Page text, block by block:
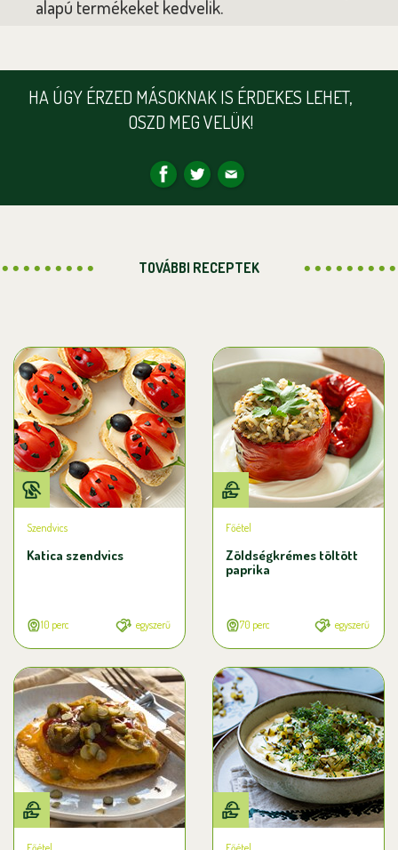
alapú termékeket kedvelik.
HA ÚGY ÉRZED MÁSOKNAK IS ÉRDEKES LEHET,
OSZD MEG VELÜK!
TOVÁBBI RECEPTEK
Szendvics
Katica szendvics
10 perc egyszerű
Főétel
Zöldségkrémes töltött
paprika
70 perc egyszerű